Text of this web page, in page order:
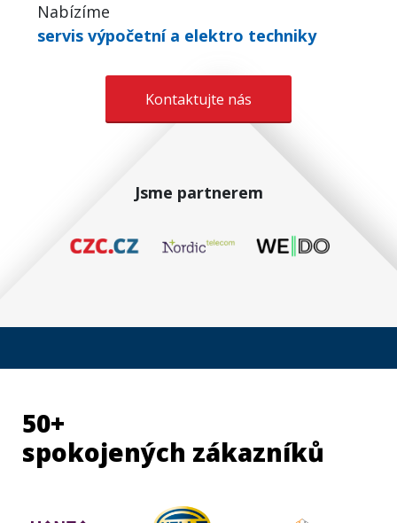
Nabízíme
servis výpočetní a elektro techniky
Kontaktujte nás
Jsme partnerem
50+
spokojených zákazníků